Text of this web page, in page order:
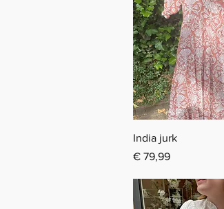
India jurk
Prijs
€ 79,99